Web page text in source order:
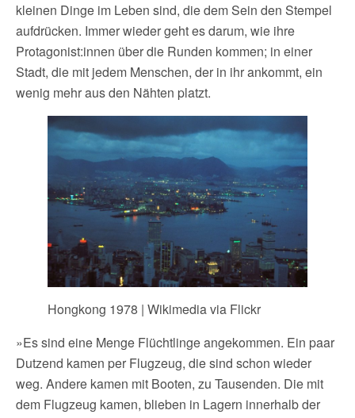
kleinen Dinge im Leben sind, die dem Sein den Stempel
aufdrücken. Immer wieder geht es darum, wie ihre
Protagonist:innen über die Runden kommen; in einer
Stadt, die mit jedem Menschen, der in ihr ankommt, ein
wenig mehr aus den Nähten platzt.
Hongkong 1978 | Wikimedia via Flickr
»Es sind eine Menge Flüchtlinge angekommen. Ein paar
Dutzend kamen per Flugzeug, die sind schon wieder
weg. Andere kamen mit Booten, zu Tausenden. Die mit
dem Flugzeug kamen, blieben in Lagern innerhalb der